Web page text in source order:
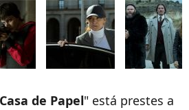
de Papel" está prestes a